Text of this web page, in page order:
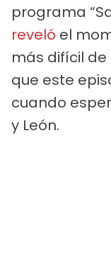
programa
reveló el
más difícil de
que este
cuando
y León.